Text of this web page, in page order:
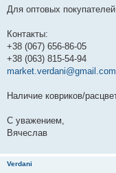
Для оптовых
Контакты:
+38 (067) 656-86-05
+38 (063) 815-54-94
market.verdani@gmail.com
Наличие ковриков/
С уважением,
Вячеслав
Verdani